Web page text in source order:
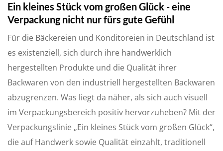
Ein kleines Stück vom großen Glück - eine
Verpackung nicht nur fürs gute Gefühl
Für die Bäckereien und Konditoreien in Deutschland ist
es existenziell, sich durch ihre handwerklich
hergestellten Produkte und die Qualität ihrer
Backwaren von den industriell hergestellten Backwaren
abzugrenzen. Was liegt da näher, als sich auch visuell
im Verpackungsbereich positiv hervorzuheben? Mit der
Verpackungslinie „Ein kleines Stück vom großen Glück“,
die auf Handwerk sowie Qualität einzahlt, traditionell